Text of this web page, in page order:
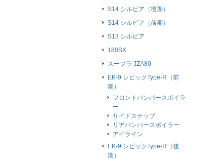
S14 シルビア（後期）
S14 シルビア（前期）
S13 シルビア
180SX
スープラ JZA80
EK-9 シビックType-R（前
期）
フロントバンパースポイラ
ー
サイドステップ
リアバンパースポイラー
アイライン
EK-9 シビックType-R（後
期）